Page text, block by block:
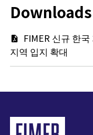
Downloads
문
서
FIMER 신규 한
지역 입지 확대